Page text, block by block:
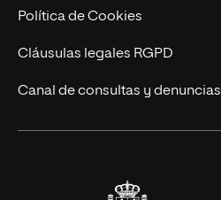
Cursos Universitarios
Actualidad
UNIR Revista
Eventos
Política de Cookies
Cláusulas legales RGPD
Canal de consultas y denuncias